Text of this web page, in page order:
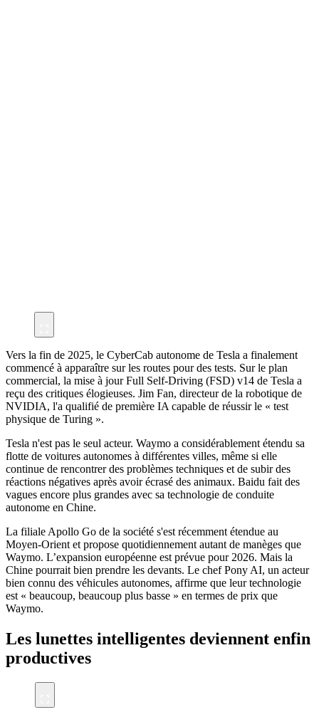
Vers la fin de 2025, le CyberCab autonome de Tesla a finalement
commencé à apparaître sur les routes pour des tests. Sur le plan
commercial, la mise à jour Full Self-Driving (FSD) v14 de Tesla a
reçu des critiques élogieuses. Jim Fan, directeur de la robotique de
NVIDIA, l'a qualifié de première IA capable de réussir le « test
physique de Turing ».
Tesla n'est pas le seul acteur. Waymo a considérablement étendu sa
flotte de voitures autonomes à différentes villes, même si elle
continue de rencontrer des problèmes techniques et de subir des
réactions négatives après avoir écrasé des animaux. Baidu fait des
vagues encore plus grandes avec sa technologie de conduite
autonome en Chine.
La filiale Apollo Go de la société s'est récemment étendue au
Moyen-Orient et propose quotidiennement autant de manèges que
Waymo. L’expansion européenne est prévue pour 2026. Mais la
Chine pourrait bien prendre les devants. Le chef Pony AI, un acteur
bien connu des véhicules autonomes, affirme que leur technologie
est « beaucoup, beaucoup plus basse » en termes de prix que
Waymo.
Les lunettes intelligentes deviennent enfin
productives